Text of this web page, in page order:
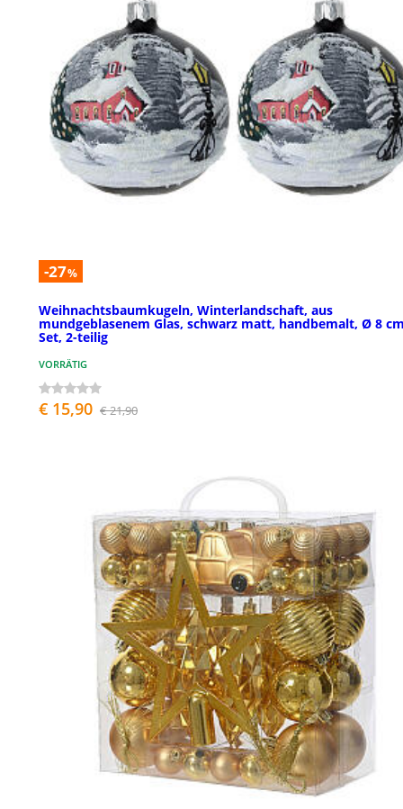
-27%
Weihnachtsbaumkugeln, Winterlandschaft, aus
mundgeblasenem Glas, schwarz matt, handbemalt, Ø 8
Set, 2-teilig
VORRÄTIG
€ 15,90 € 21,90